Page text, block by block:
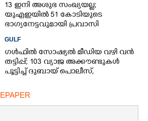
13 ഇനി അശുഭ സംഖ്യയല്ല;
യുഎഇയിൽ 51 കോടിയുടെ
ഭാഗ്യനേട്ടവുമായി പ്രവാസി
GULF
ഗൾഫിൽ സോഷ്യൽ മീഡിയ വഴി വൻ
തട്ടിപ്പ്; 103 വ്യാജ അക്കൗണ്ടുകൾ
പൂട്ടിച്ച് ദുബായ് പൊലീസ്,
EPAPER